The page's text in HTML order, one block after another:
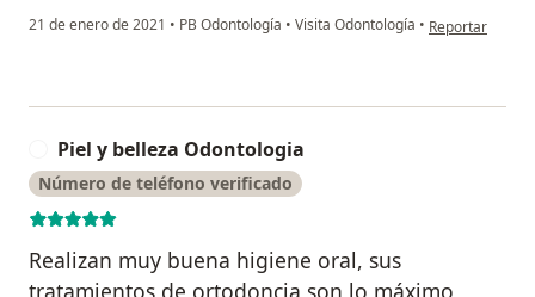
21 de enero de 2021 • PB Odontología • Visita Odontología • en opinión del
Reportar
Piel y belleza Odontologia
Número de teléfono verificado
Realizan muy buena higiene oral, sus
tratamientos de ortodoncia son lo máximo,